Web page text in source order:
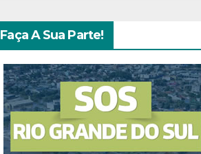
Faça A Sua Parte!